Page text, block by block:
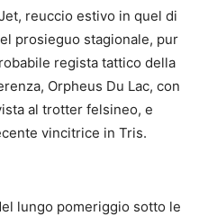
reuccio estivo in quel di
prosieguo stagionale, pur
regista tattico della
Orpheus Du Lac, con
al trotter felsineo, e
vincitrice in Tris.
lungo pomeriggio sotto le